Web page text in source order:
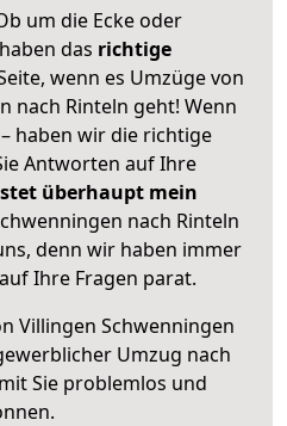
um die Ecke oder
das richtige
wenn es Umzüge von
nach Rinteln geht! Wenn
haben wir die richtige
Antworten auf Ihre
überhaupt mein
nach Rinteln
denn wir haben immer
Ihre Fragen parat.
Villingen Schwenningen
Umzug nach
Sie problemlos und